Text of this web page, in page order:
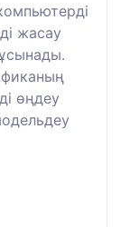
жасау
ұсынады.
өңдеу